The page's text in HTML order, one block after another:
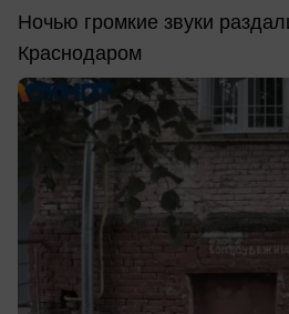
Ночью громкие звуки
Краснодаром